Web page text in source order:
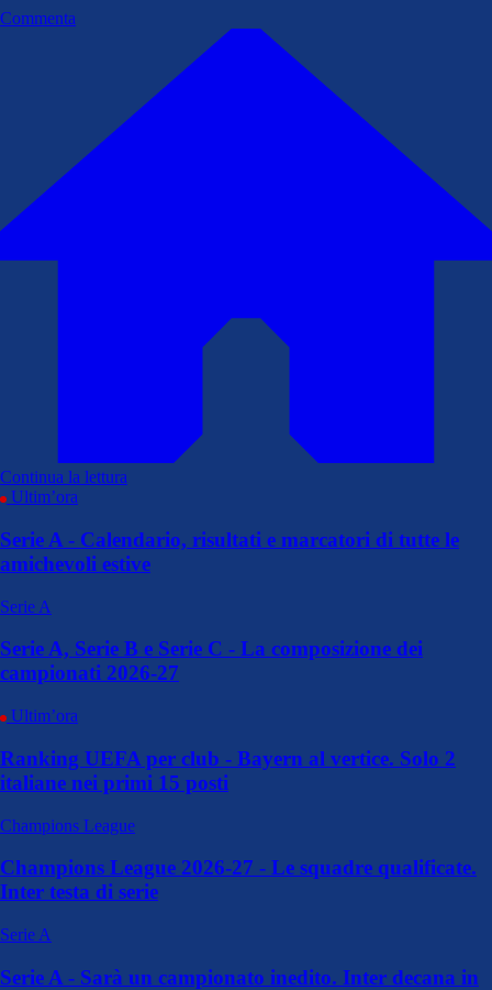
Commenta
Continua la lettura
Ultim’ora
Serie A - Calendario, risultati e marcatori di tutte le
amichevoli estive
Serie A
Serie A, Serie B e Serie C - La composizione dei
campionati 2026-27
Ultim’ora
Ranking UEFA per club - Bayern al vertice. Solo 2
italiane nei primi 15 posti
Champions League
Champions League 2026-27 - Le squadre qualificate.
Inter testa di serie
Serie A
Serie A - Sarà un campionato inedito. Inter decana in